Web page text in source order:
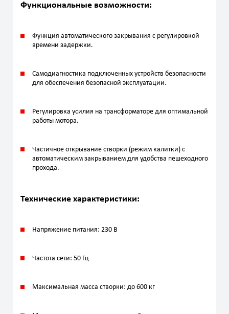
Функциональные возможности:
Функция автоматического закрывания с регулировкой
времени задержки.
Самодиагностика подключенных устройств безопасности
для обеспечения безопасной эксплуатации.
Регулировка усилия на трансформаторе для оптимальной
работы мотора.
Частичное открывание створки (режим калитки) с
автоматическим закрыванием для удобства пешеходного
прохода.
Технические характеристики:
Напряжение питания: 230 В
Частота сети: 50 Гц
Максимальная масса створки: до 600 кг